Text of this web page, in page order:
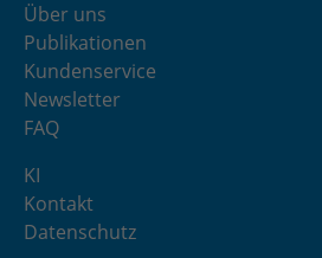
Über uns
Publikationen
Kundenservice
Newsletter
FAQ
KI
Kontakt
Datenschutz